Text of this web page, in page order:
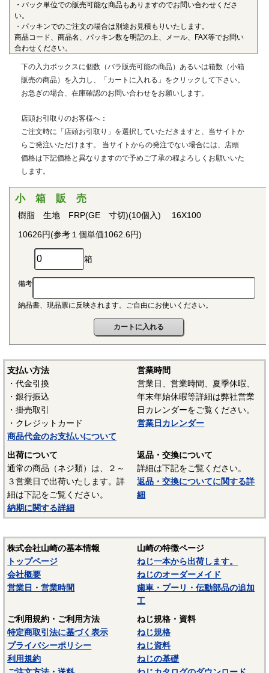
部品、一般機械、精密機械部品、電気・電子機器部品、土木
建築用部材などの用いられています。
■ポリエーテルエーテルケトン(PEEK)
半結晶性の最高級性能を有するスーパーエンジニアリング
プラスチックです。エンプラのなかでも最高レベルの耐薬品
す。また、耐熱性、耐摩耗性、耐燃性、耐加水分解性にも優
れ、OA機器分野、自動車分野、ICウェハキャリア、LCD製造
用治具などで用いられています。PEEKはVictrex plcの日本に
おける登録商標です。
■ポリプロピレン(PP)
〇連続使用温度115℃（UL認定温度）〇燃焼性UL94 V-2
結晶性の代表的な汎用プラスチックです。比重が0.9と汎用
プラスチックのなかでも最も軽く、耐薬品性、耐加水分解
性、電気的特性にも優れ、応用範囲の広いプラスチックとし
て幅広い分野で用いられています。
結晶性のエンジニアリングプラスチックです。バランスの
取れた機械的性質を有し、かつ優れた耐疲労性で、耐クリー
プ性、摩擦摩耗特性、耐薬品性を備えていることから、金属
おいて広く用いられています。
■ポリアミド（ナイロン、PA）
〇連続使用温度PA6-65℃/PA66-75℃（UL認定温度）〇燃焼性
UL94 V-2
結晶性のエンジニアリングプラスチックです。強靭な材料
で摩擦係数が小さく、しかも耐摩耗性で、自己潤滑性に優れ
ています。耐油性、耐薬品性もよいので機械材料に最適な材
料でありますが、吸湿性が高いので設計上配慮しなければな
らないという問題点もあります。
■ポリスライダー
優れたポリアミドの性質を活かし組成中に黒鉛粒子を均一
に分散させ、浮遊状態にある黒鉛粒子をテープの表面に偏平
状の黒鉛層となるよう製造されたものです。面圧によるクリ
ープ変形はほとんどなく、耐クリープ性、摩擦・摩耗性に優
れておりスラストワッシャーとして各種構造用機器部品に用
いられています。
（以上はサンコーインダストリー様資料抜粋）
表面処理：生地
表面処理を施していない、素材そのままの状態です。鉄の
・パック単位での販売可能な商品もありますのでお問い合わせくださ
い。
・パッキンでのご注文の場合は別途お見積もりいたします。
商品コード、商品名、パッキン数を明記の上、メール、FAX等でお問い
合わせください。
下の入力ボックスに個数（バラ販売可能の商品）あるいは箱数（小箱
販売の商品）を入力し、「カートに入れる」をクリックして下さい。
お急ぎの場合、在庫確認のお問い合わせをお願いします。
店頭お引取りのお客様へ：
ご注文時に「店頭お引取り」を選択していただきますと、当サイトか
らご発注いただけます。 当サイトからの発注でない場合には、店頭
価格は下記価格と異なりますので予めご了承の程よろしくお願いいた
します。
小 箱 販 売
樹脂 生地 FRP(GE 寸切)(10個入) 16X100
10626円(参考１個単価1062.6円)
箱
備考
納品書、現品票に反映されます。ご自由にお使いください。
支払い方法
・代金引換
・銀行振込
・掛売取引
・クレジットカード
商品代金のお支払いについて
営業時間
営業日、営業時間、夏季休暇、
年末年始休暇等詳細は弊社営業
日カレンダーをご覧ください。
営業日カレンダー
出荷について
通常の商品（ネジ類）は、２～
３営業日で出荷いたします。詳
細は下記をご覧ください。
納期に関する詳細
返品・交換について
詳細は下記をご覧ください。
返品・交換についてに関する詳
細
株式会社山崎の基本情報
トップページ
会社概要
営業日・営業時間
山崎の特徴ページ
ねじ一本から出荷します。
ねじのオーダーメイド
歯車・プーリ・伝動部品の追加
工
ご利用規約・ご利用方法
特定商取引法に基づく表示
プライバシーポリシー
利用規約
ねじ規格・資料
ねじ規格
ねじ資料
ねじの基礎